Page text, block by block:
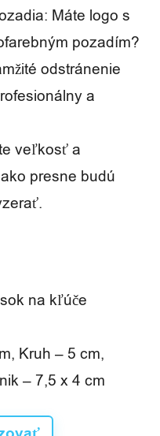
Máte logo s
pozadím?
odstránenie
a
veľkosť a
presne budú
na kľúče
Kruh – 5 cm,
– 7,5 x 4 cm